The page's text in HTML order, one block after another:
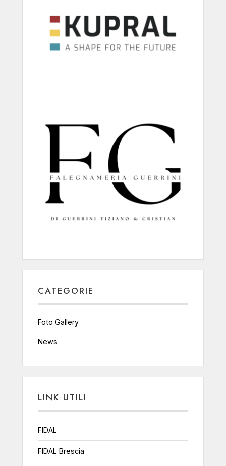
CATEGORIE
Foto Gallery
News
LINK UTILI
FIDAL
FIDAL Brescia